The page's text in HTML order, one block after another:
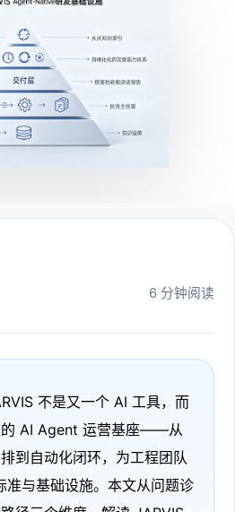
6 分钟阅读
不是又一个 AI 工具，而
的 AI Agent 运营基座——从
到自动化闭环，为工程团队
与基础设施。本文从问题诊